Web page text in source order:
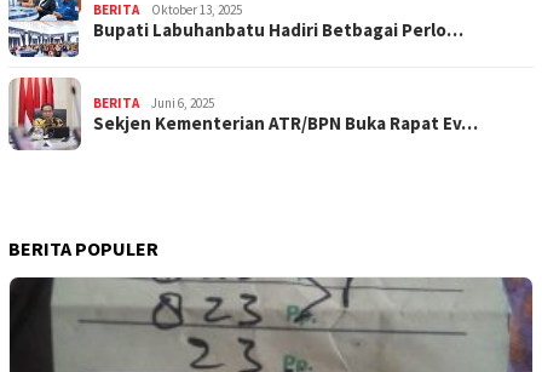
BERITA Oktober 13, 2025
Bupati Labuhanbatu Hadiri Betbagai Perlo…
BERITA Juni 6, 2025
Sekjen Kementerian ATR/BPN Buka Rapat Ev…
BERITA POPULER